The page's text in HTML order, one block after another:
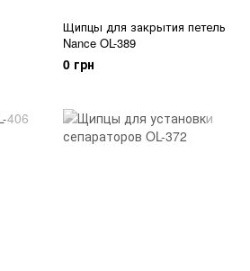
Щипцы для закрытия петель
Nance OL-389
0 грн